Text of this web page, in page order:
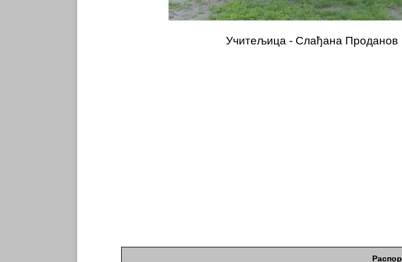
Учитељица - Слађана Проданов